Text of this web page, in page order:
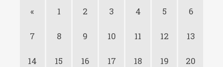
« 1 2 3 4 5 6
7 8 9 10 11 12 13
14 15 16 17 18 19 20